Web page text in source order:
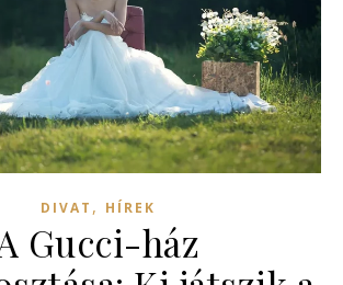
DIVAT , HÍREK
Gucci-ház